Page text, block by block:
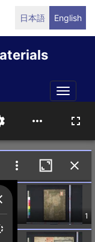
日本語 English
Toggle